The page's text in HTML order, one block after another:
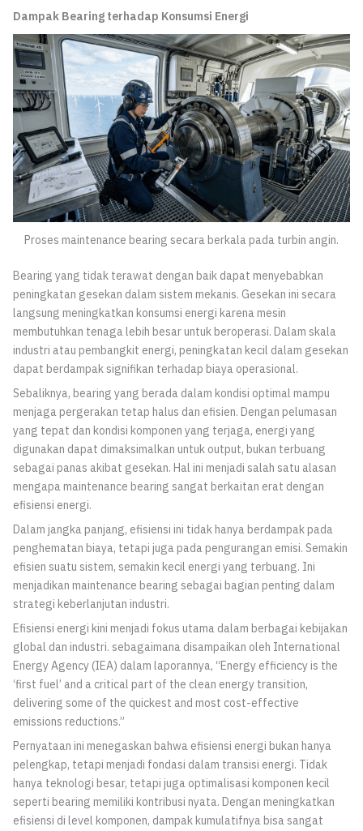
Dampak Bearing terhadap Konsumsi Energi
Proses maintenance bearing secara berkala pada turbin angin.
Bearing yang tidak terawat dengan baik dapat menyebabkan
peningkatan gesekan dalam sistem mekanis. Gesekan ini secara
langsung meningkatkan konsumsi energi karena mesin
membutuhkan tenaga lebih besar untuk beroperasi. Dalam skala
industri atau pembangkit energi, peningkatan kecil dalam gesekan
dapat berdampak signifikan terhadap biaya operasional.
Sebaliknya, bearing yang berada dalam kondisi optimal mampu
menjaga pergerakan tetap halus dan efisien. Dengan pelumasan
yang tepat dan kondisi komponen yang terjaga, energi yang
digunakan dapat dimaksimalkan untuk output, bukan terbuang
sebagai panas akibat gesekan. Hal ini menjadi salah satu alasan
mengapa maintenance bearing sangat berkaitan erat dengan
efisiensi energi.
Dalam jangka panjang, efisiensi ini tidak hanya berdampak pada
penghematan biaya, tetapi juga pada pengurangan emisi. Semakin
efisien suatu sistem, semakin kecil energi yang terbuang. Ini
menjadikan maintenance bearing sebagai bagian penting dalam
strategi keberlanjutan industri.
Efisiensi energi kini menjadi fokus utama dalam berbagai kebijakan
global dan industri. sebagaimana disampaikan oleh International
Energy Agency (IEA) dalam laporannya, “Energy efficiency is the
‘first fuel’ and a critical part of the clean energy transition,
delivering some of the quickest and most cost-effective
emissions reductions.”
Pernyataan ini menegaskan bahwa efisiensi energi bukan hanya
pelengkap, tetapi menjadi fondasi dalam transisi energi. Tidak
hanya teknologi besar, tetapi juga optimalisasi komponen kecil
seperti bearing memiliki kontribusi nyata. Dengan meningkatkan
efisiensi di level komponen, dampak kumulatifnya bisa sangat